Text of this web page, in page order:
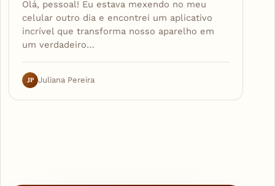
Olá, pessoal! Eu estava mexendo no meu
celular outro dia e encontrei um aplicativo
incrível que transforma nosso aparelho em
um verdadeiro…
JP Juliana Pereira